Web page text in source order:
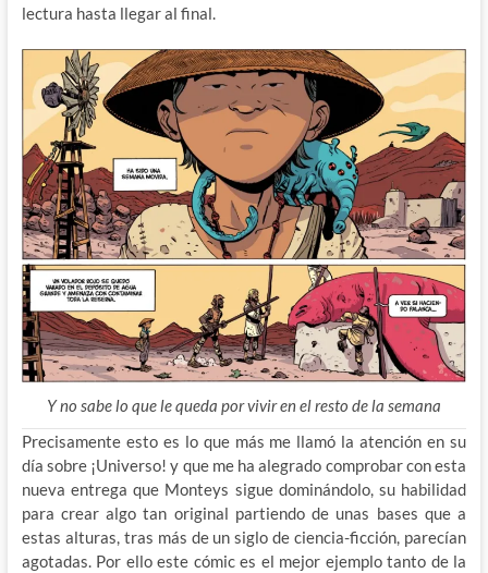
lectura hasta llegar al final.
Y no sabe lo que le queda por vivir en el resto de la semana
Precisamente esto es lo que más me llamó la atención en su
día sobre ¡Universo! y que me ha alegrado comprobar con esta
nueva entrega que Monteys sigue dominándolo, su habilidad
para crear algo tan original partiendo de unas bases que a
estas alturas, tras más de un siglo de ciencia-ficción, parecían
agotadas. Por ello este cómic es el mejor ejemplo tanto de la